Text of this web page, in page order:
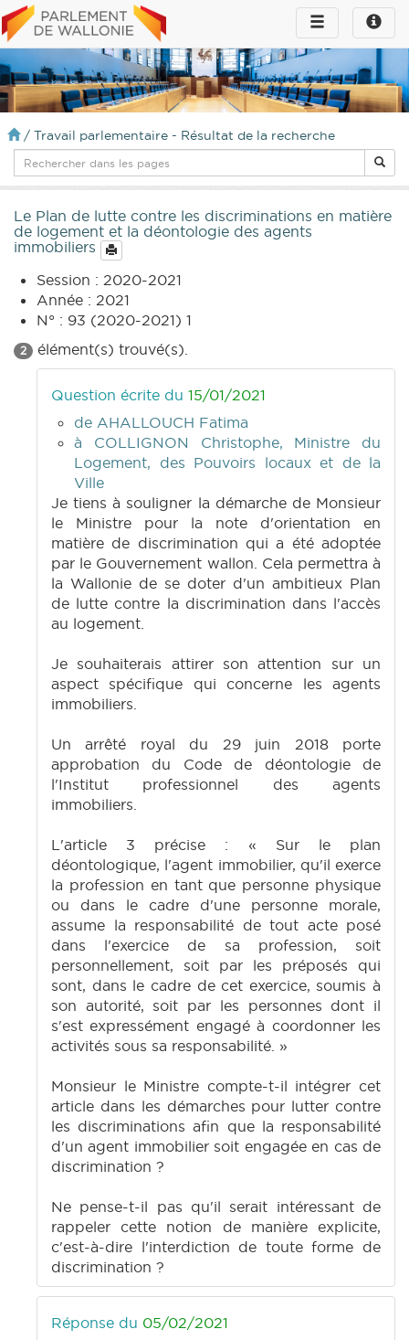
Toggle
infos
Toggle
navigation
/ Travail parlementaire - Résultat de la recherche
Le Plan de lutte contre les discriminations en matière
de logement et la déontologie des agents
immobiliers
Session : 2020-2021
Année : 2021
N° : 93 (2020-2021) 1
2 élément(s) trouvé(s).
Question écrite du 15/01/2021
de AHALLOUCH Fatima
à COLLIGNON Christophe, Ministre du
Logement, des Pouvoirs locaux et de la
Ville
Je tiens à souligner la démarche de Monsieur
le Ministre pour la note d'orientation en
matière de discrimination qui a été adoptée
par le Gouvernement wallon. Cela permettra à
la Wallonie de se doter d'un ambitieux Plan
de lutte contre la discrimination dans l'accès
au logement.
Je souhaiterais attirer son attention sur un
aspect spécifique qui concerne les agents
immobiliers.
Un arrêté royal du 29 juin 2018 porte
approbation du Code de déontologie de
l'Institut professionnel des agents
immobiliers.
L'article 3 précise : « Sur le plan
déontologique, l'agent immobilier, qu'il exerce
la profession en tant que personne physique
ou dans le cadre d'une personne morale,
assume la responsabilité de tout acte posé
dans l'exercice de sa profession, soit
personnellement, soit par les préposés qui
sont, dans le cadre de cet exercice, soumis à
son autorité, soit par les personnes dont il
s'est expressément engagé à coordonner les
activités sous sa responsabilité. »
Monsieur le Ministre compte-t-il intégrer cet
article dans les démarches pour lutter contre
les discriminations afin que la responsabilité
d'un agent immobilier soit engagée en cas de
discrimination ?
Ne pense-t-il pas qu'il serait intéressant de
rappeler cette notion de manière explicite,
c'est-à-dire l'interdiction de toute forme de
discrimination ?
Réponse du 05/02/2021